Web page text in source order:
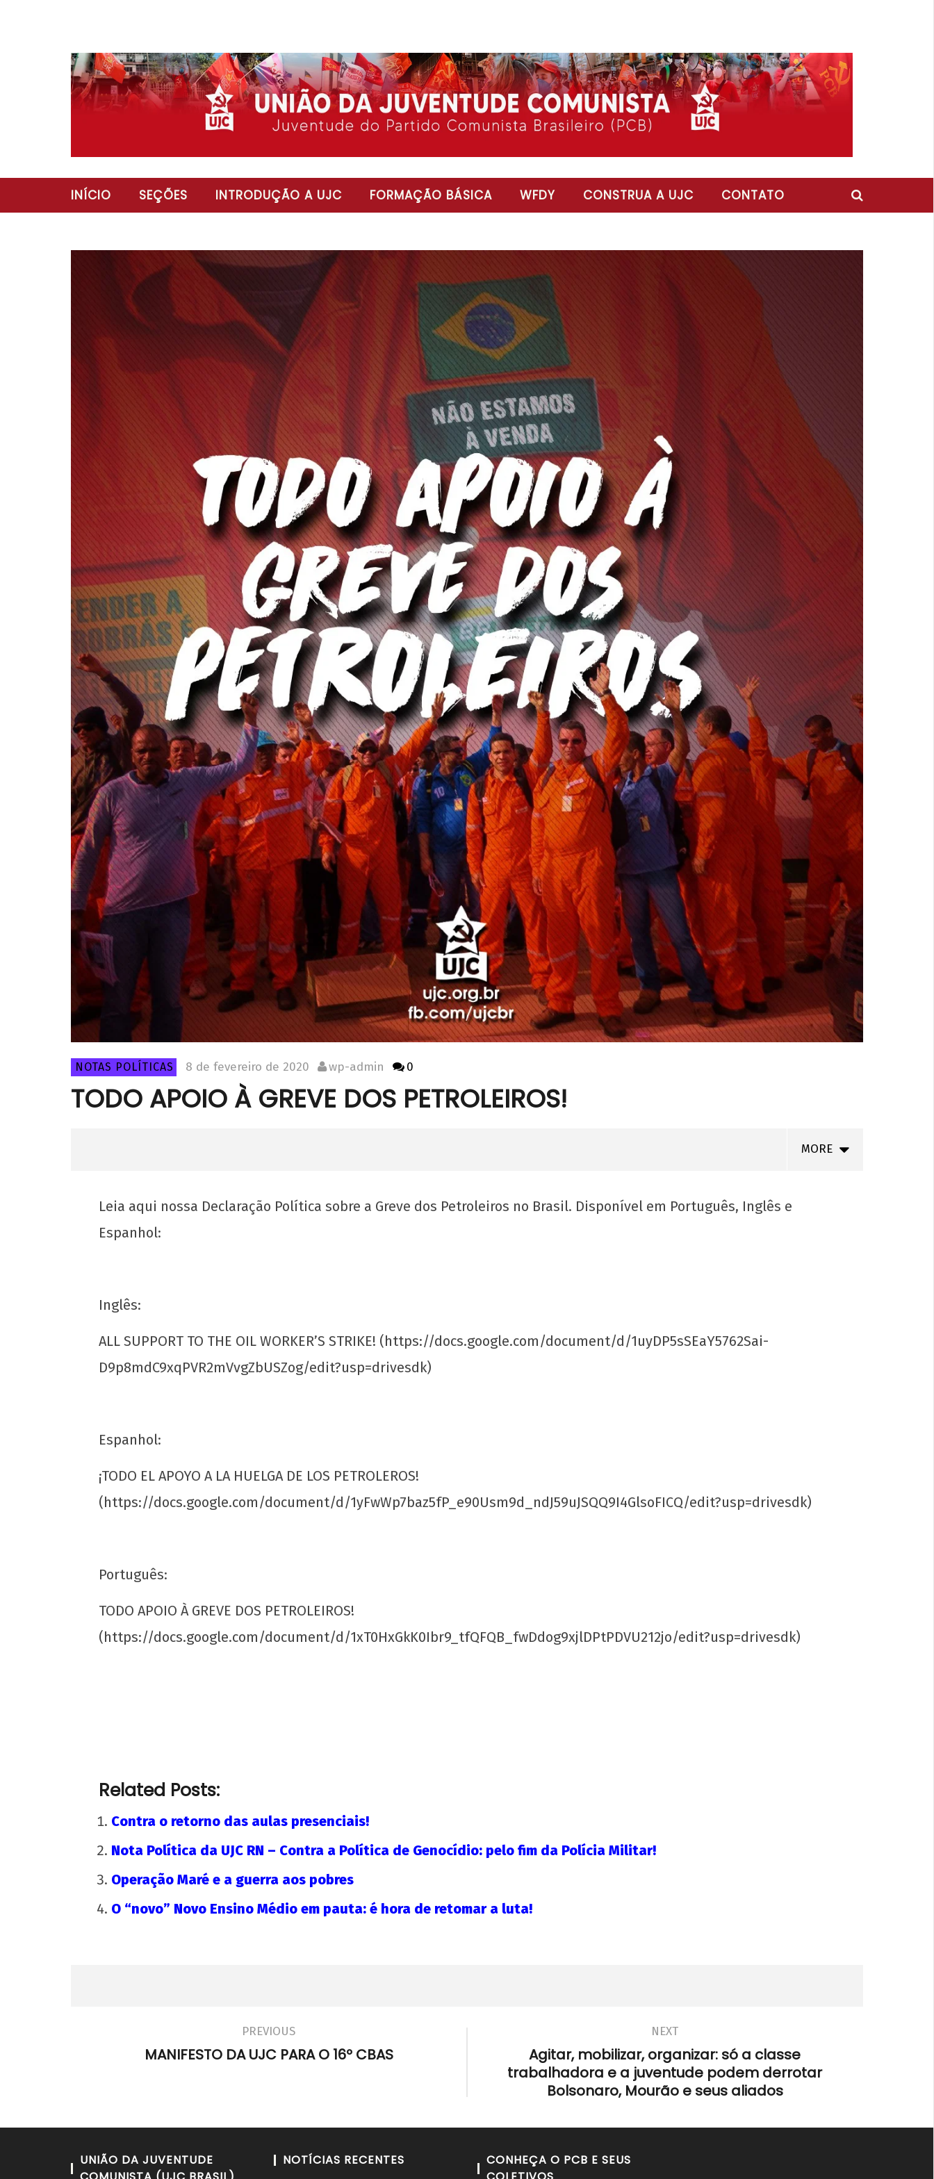
INÍCIO SEÇÕES INTRODUÇÃO A UJC FORMAÇÃO BÁSICA WFDY CONSTRUA A UJC CONTATO
NOTAS POLÍTICAS 8 de fevereiro de 2020 wp-admin 0
TODO APOIO À GREVE DOS PETROLEIROS!
MORE
NOW VIEWING
TODO APOIO À GREVE DOS PETROLEIROS!
de 2020
wp-
UJC, 99 anos!
Soberania alimentar é permanência: o
PASES e os Restaurantes Universitários
Os jovens comunistas e as eleições
8 de
para o 72º CONEG da UNE
Leia aqui nossa Declaração Política sobre a Greve dos Petroleiros no Brasil. Disponível em Português, Inglês e
Espanhol:
Inglês:
ALL SUPPORT TO THE OIL WORKER’S STRIKE! (https://docs.google.com/document/d/1uyDP5sSEaY5762Sai-
D9p8mdC9xqPVR2mVvgZbUSZog/edit?usp=drivesdk)
Espanhol:
¡TODO EL APOYO A LA HUELGA DE LOS PETROLEROS!
(https://docs.google.com/document/d/1yFwWp7baz5fP_e90Usm9d_ndJ59uJSQQ9I4GlsoFICQ/edit?usp=drivesdk)
Português:
TODO APOIO À GREVE DOS PETROLEIROS!
(https://docs.google.com/document/d/1xT0HxGkK0Ibr9_tfQFQB_fwDdog9xjlDPtPDVU212jo/edit?usp=drivesdk)
Related Posts:
Contra o retorno das aulas presenciais!
Nota Política da UJC RN – Contra a Política de Genocídio: pelo fim da Polícia Militar!
Operação Maré e a guerra aos pobres
O “novo” Novo Ensino Médio em pauta: é hora de retomar a luta!
PREVIOUS
MANIFESTO DA UJC PARA O 16º CBAS
NEXT
Agitar, mobilizar, organizar: só a classe
trabalhadora e a juventude podem derrotar
Bolsonaro, Mourão e seus aliados
UNIÃO DA JUVENTUDE
NOTÍCIAS RECENTES
CONHEÇA O PCB E SEUS